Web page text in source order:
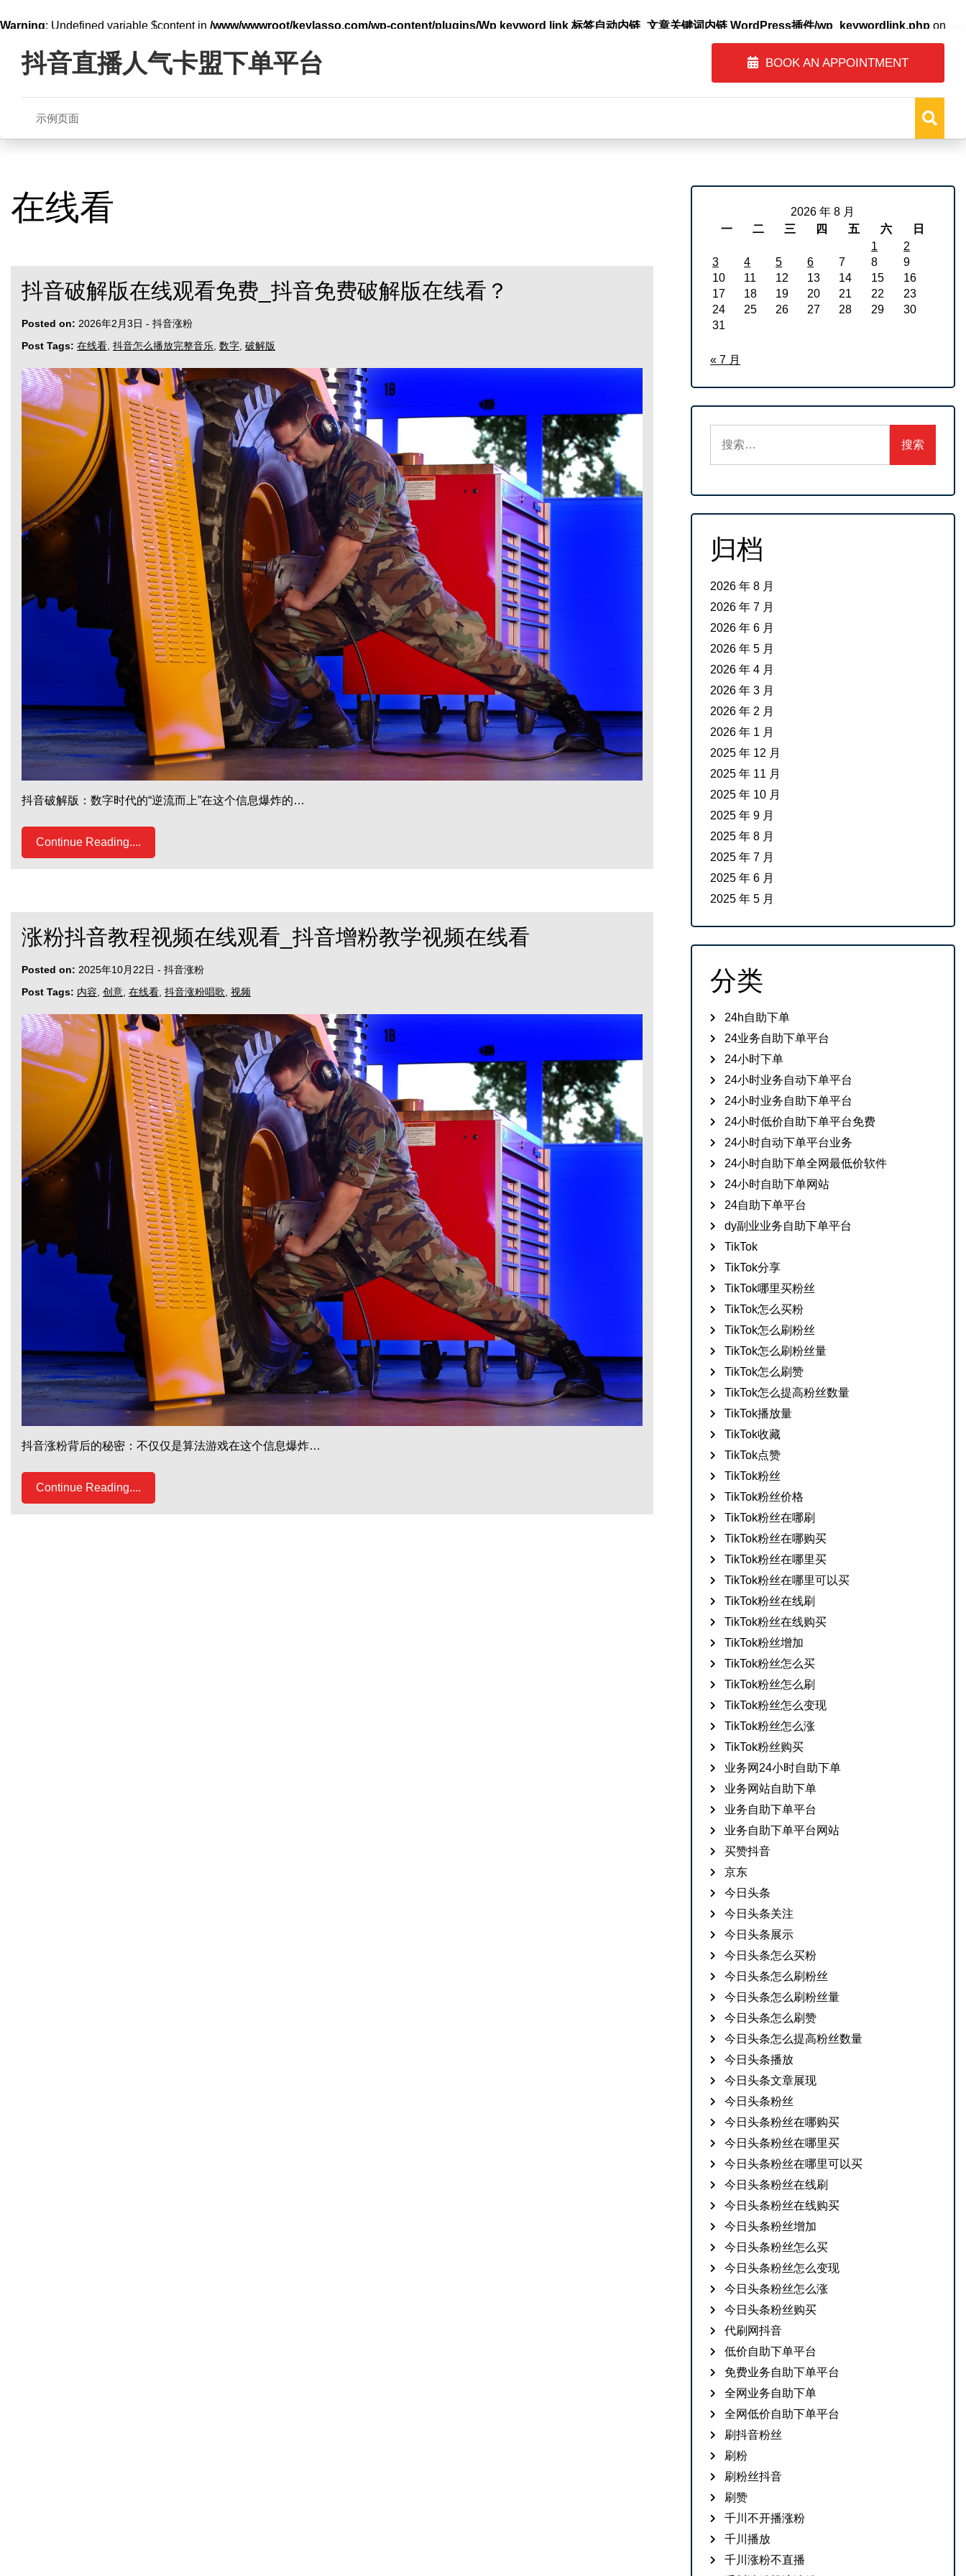
Warning: Undefined variable $content in /www/wwwroot/keylasso.com/wp-content/plugins/Wp keyword link 标签自动内链_文章关键词内链 WordPress插件/wp_keywordlink.php on
content抖音直播人气卡盟下单平台 BOOK AN APPOINTMENT
示例页面
在线看
抖音破解版在线观看免费_抖音免费破解版在线看？
Posted on: 2026年2月3日 - 抖音涨粉
Post Tags: 在线看 抖音怎么播放完整音乐 数字 破解版
抖音破解版：数字时代的“逆流而上”在这个信息爆炸的…
Continue Reading....
涨粉抖音教程视频在线观看_抖音增粉教学视频在线看
Posted on: 2025年10月22日 - 抖音涨粉
Post Tags: 内容 创意 在线看 抖音涨粉唱歌 视频
抖音涨粉背后的秘密：不仅仅是算法游戏在这个信息爆炸…
Continue Reading....
2026 年 8 月
一
二 三 四 五 六
日
1
2
3
4 5 6 7 8
9
10
11 12 13 14 15
16
17
18 19 20 21 22
23
24
25 26 27 28 29
30
31
« 7 月
索：
归档
2026 年 8 月
2026 年 7 月
2026 年 6 月
2026 年 5 月
2026 年 4 月
2026 年 3 月
2026 年 2 月
2026 年 1 月
2025 年 12 月
2025 年 11 月
2025 年 10 月
2025 年 9 月
2025 年 8 月
2025 年 7 月
2025 年 6 月
2025 年 5 月
分类
24h自助下单
24业务自助下单平台
24小时下单
24小时业务自动下单平台
24小时业务自助下单平台
24小时低价自助下单平台免费
24小时自动下单平台业务
24小时自助下单全网最低价软件
24小时自助下单网站
24自助下单平台
dy副业业务自助下单平台
TikTok
TikTok分享
TikTok哪里买粉丝
TikTok怎么买粉
TikTok怎么刷粉丝
TikTok怎么刷粉丝量
TikTok怎么刷赞
TikTok怎么提高粉丝数量
TikTok播放量
TikTok收藏
TikTok点赞
TikTok粉丝
TikTok粉丝价格
TikTok粉丝在哪刷
TikTok粉丝在哪购买
TikTok粉丝在哪里买
TikTok粉丝在哪里可以买
TikTok粉丝在线刷
TikTok粉丝在线购买
TikTok粉丝增加
TikTok粉丝怎么买
TikTok粉丝怎么刷
TikTok粉丝怎么变现
TikTok粉丝怎么涨
TikTok粉丝购买
业务网24小时自助下单
业务网站自助下单
业务自助下单平台
业务自助下单平台网站
买赞抖音
京东
今日头条
今日头条关注
今日头条展示
今日头条怎么买粉
今日头条怎么刷粉丝
今日头条怎么刷粉丝量
今日头条怎么刷赞
今日头条怎么提高粉丝数量
今日头条播放
今日头条文章展现
今日头条粉丝
今日头条粉丝在哪购买
今日头条粉丝在哪里买
今日头条粉丝在哪里可以买
今日头条粉丝在线刷
今日头条粉丝在线购买
今日头条粉丝增加
今日头条粉丝怎么买
今日头条粉丝怎么变现
今日头条粉丝怎么涨
今日头条粉丝购买
代刷网抖音
低价自助下单平台
免费业务自助下单平台
全网业务自助下单
全网低价自助下单平台
刷抖音粉丝
刷粉
刷粉丝抖音
刷赞
千川不开播涨粉
千川播放
千川涨粉不直播